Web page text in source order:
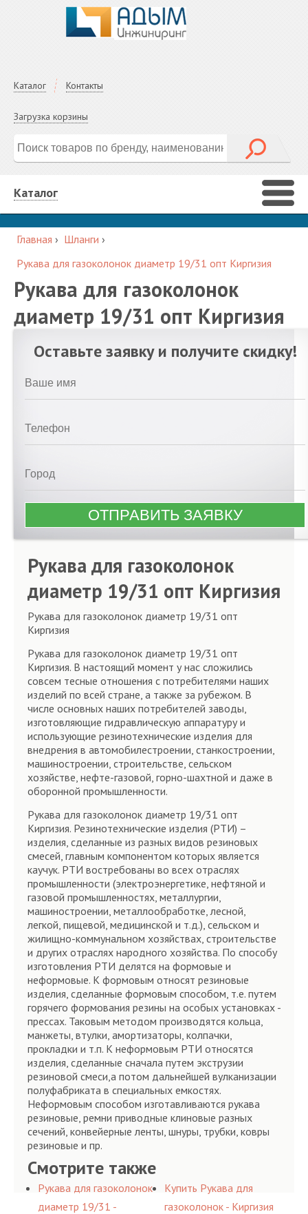
Каталог Контакты
Загрузка корзины
Каталог
Главная › Шланги ›
Рукава для газоколонок диаметр 19/31 опт Киргизия
Рукава для газоколонок
диаметр 19/31 опт Киргизия
Оставьте заявку и получите скидку!
Рукава для газоколонок
диаметр 19/31 опт Киргизия
Рукава для газоколонок диаметр 19/31 опт
Киргизия
Рукава для газоколонок диаметр 19/31 опт
Киргизия. В настоящий момент у нас сложились
совсем тесные отношения с потребителями наших
изделий по всей стране, а также за рубежом. В
числе основных наших потребителей заводы,
изготовляющие гидравлическую аппаратуру и
использующие резинотехнические изделия для
внедрения в автомобилестроении, станкостроении,
машиностроении, строительстве, сельском
хозяйстве, нефте-газовой, горно-шахтной и даже в
оборонной промышленности.
Рукава для газоколонок диаметр 19/31 опт
Киргизия. Резинотехнические изделия (РТИ) –
изделия, сделанные из разных видов резиновых
смесей, главным компонентом которых является
каучук. РТИ востребованы во всех отраслях
промышленности (электроэнергетике, нефтяной и
газовой промышленностях, металлургии,
машиностроении, металлообработке, лесной,
легкой, пищевой, медицинской и т.д.), сельском и
жилищно-коммунальном хозяйствах, строительстве
и других отраслях народного хозяйства. По способу
изготовления РТИ делятся на формовые и
неформовые. К формовым относят резиновые
изделия, сделанные формовым способом, т.е. путем
горячего формования резины на особых установках -
прессах. Таковым методом производятся кольца,
манжеты, втулки, амортизаторы, колпачки,
прокладки и т.п. К неформовым РТИ относятся
изделия, сделанные сначала путем экструзии
резиновой смеси,а потом дальнейшей вулканизации
полуфабриката в специальных емкостях.
Неформовым способом изготавливаются рукава
резиновые, ремни приводные клиновые разных
сечений, конвейерные ленты, шнуры, трубки, ковры
резиновые и пр.
Смотрите также
Рукава для газоколонок
диаметр 19/31 -
Купить Рукава для
газоколонок - Киргизия